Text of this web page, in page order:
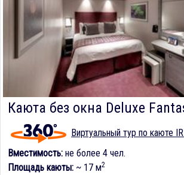
Каюта без окна Deluxe
Виртуальный тур по каюте
Вместимость: не более 4 чел.
Площадь каюты: ~ 17 м2